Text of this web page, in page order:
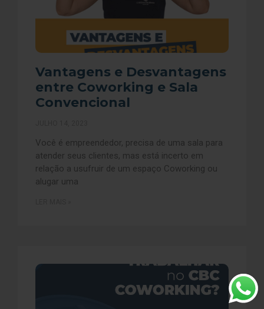
Vantagens e Desvantagens
entre Coworking e Sala
Convencional
Você é empreendedor, precisa de uma sala para
atender seus clientes, mas está incerto em
relação a usufruir de um espaço Coworking ou
alugar uma